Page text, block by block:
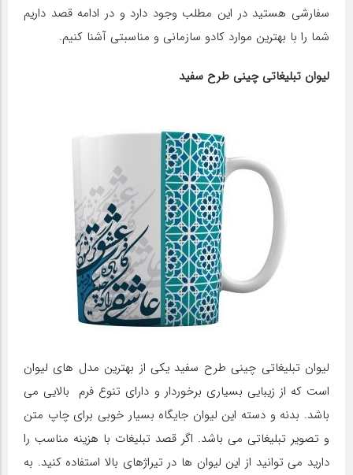
سفارشی هستید در این مطلب وجود دارد و در ادامه قصد داریم
شما را با بهترین موارد کادو سازمانی و مناسبتی آشنا کنیم.
لیوان تبلیغاتی چینی طرح سفید
لیوان تبلیغاتی چینی طرح سفید یکی از بهترین مدل های لیوان
است که از زیبایی بسیاری برخوردار و دارای تنوع فرم بالایی می
باشد. بدنه و دسته این لیوان جایگاه بسیار خوبی برای چاپ متن
و تصویر تبلیغاتی می باشد. اگر قصد تبلیغات با هزینه مناسب را
دارید می توانید از این لیوان ها در تیراژهای بالا استفاده کنید. به